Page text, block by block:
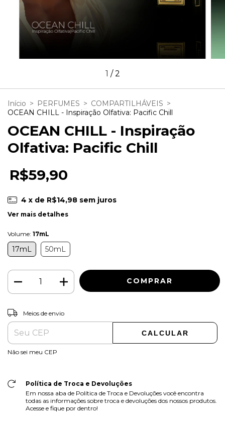
1 /2
Início > PERFUMES > COMPARTILHÁVEIS >
OCEAN CHILL - Inspiração Olfativa: Pacific Chill
OCEAN CHILL - Inspiração
Olfativa: Pacific Chill
R$59,90
4 x de R$14,98 sem juros
Ver mais detalhes
Volume: 17mL
17mL 50mL
Entregas para o CEP:
Meios de envio
CALCULAR
Não sei meu CEP
Política de Troca e Devoluções
Em nossa aba de Política de Troca e Devoluções você encontra
todas as informações sobre troca e devoluções dos nossos produtos.
Acesse e fique por dentro!